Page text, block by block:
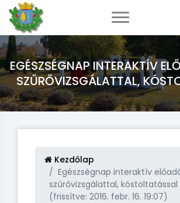
EGÉSZSÉGNAP INTERAKTÍV
SZŰRŐVIZSGÁLATTAL,
Kezdőlap
Egészségnap interaktív
szűrővizsgálattal, kóstoltatással
(frissítve: 2016. febr. 16. 19:07)